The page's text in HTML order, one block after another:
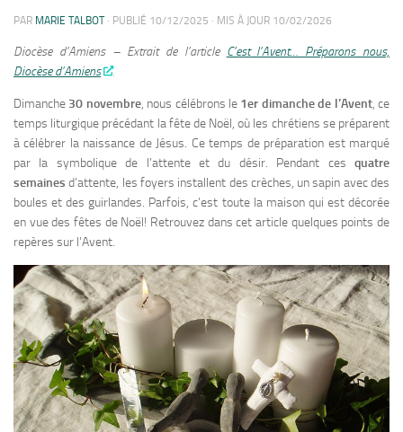
PAR MARIE TALBOT · PUBLIÉ 10/12/2025 · MIS À JOUR 10/02/2026
Diocèse d’Amiens – Extrait de l’article C’est l’Avent… Préparons nous,
Diocèse d’Amiens
Dimanche 30 novembre, nous célébrons le 1er dimanche de l’Avent, ce
temps liturgique précédant la fête de Noël, où les chrétiens se préparent
à célébrer la naissance de Jésus. Ce temps de préparation est marqué
par la symbolique de l’attente et du désir. Pendant ces quatre
semaines d’attente, les foyers installent des crèches, un sapin avec des
boules et des guirlandes. Parfois, c’est toute la maison qui est décorée
en vue des fêtes de Noël! Retrouvez dans cet article quelques points de
repères sur l’Avent.